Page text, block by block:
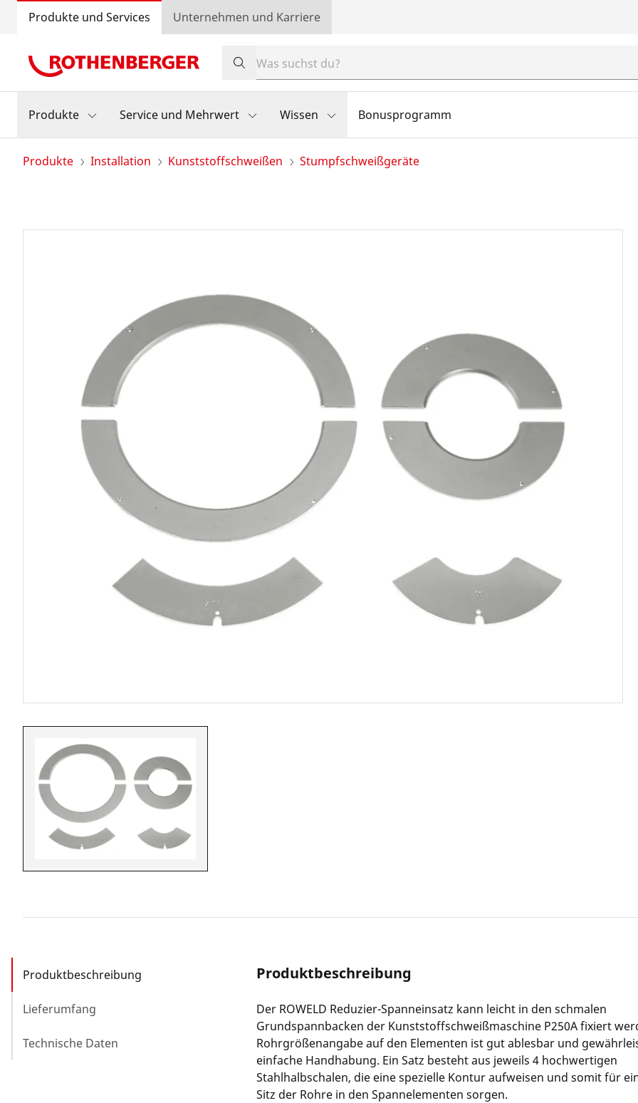
Produkte und Services Unternehmen und Karriere
Produkte Service und Mehrwert Wissen Bonusprogramm
Produkte Installation Kunststoffschweißen Stumpfschweißgeräte
Produktbeschreibung
Lieferumfang
Technische Daten
Produktbeschreibung
Der ROWELD Reduzier-Spanneinsatz kann leicht in den schmalen
Grundspannbacken der Kunststoffschweißmaschine P250A fixiert
Rohrgrößenangabe auf den Elementen ist gut ablesbar und
einfache Handhabung. Ein Satz besteht aus jeweils 4 hochwertigen
Stahlhalbschalen, die eine spezielle Kontur aufweisen und somit für
Sitz der Rohre in den Spannelementen sorgen.